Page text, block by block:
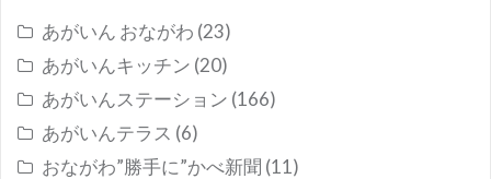
あがいん おながわ (23)
あがいんキッチン (20)
あがいんステーション (166)
あがいんテラス (6)
おながわ”勝手に”かべ新聞 (11)